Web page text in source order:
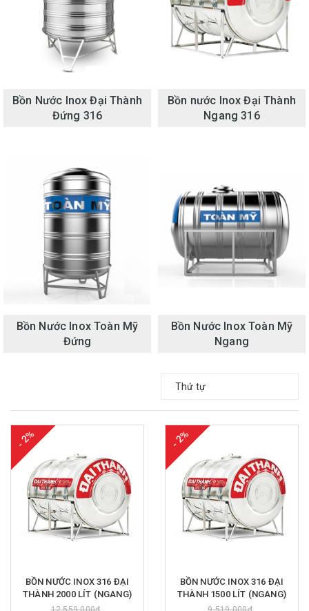
Bồn Nước Inox Đại Thành
Đứng 316
Bồn nước Inox Đại Thành
Ngang 316
Bồn Nước Inox Toàn Mỹ
Đứng
Bồn Nước Inox Toàn Mỹ
Ngang
Thứ tự
- 2%
BỒN NƯỚC INOX 316 ĐẠI
THÀNH 2000 LÍT (NGANG)
- 2%
BỒN NƯỚC INOX 316 ĐẠI
THÀNH 1500 LÍT (NGANG)